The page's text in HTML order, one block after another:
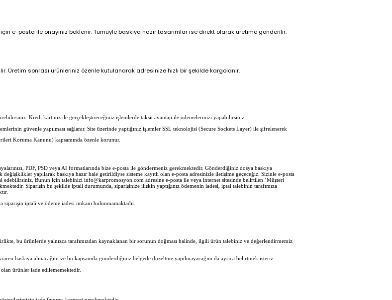
e-posta ile onayınız beklenir. Tümüyle baskıya hazır tasarımlar ise direkt olarak üretime gönderilir.
Üretim sonrası ürünleriniz özenle kutulanarak adresinize hızlı bir şekilde kargolanır.
Kredi kartınız ile gerçekleştireceğiniz işlemlerde taksit avantajı ile ödemelerinizi yapabilirsiniz.
güvenle yapılması sağlanır. Site üzerinde yaptığınız işlemler SSL teknolojisi (Secure Sockets Layer) ile şifrelenerek
Koruma Kanunu) kapsamında özenle korunur.
PDF, PSD veya AI formatlarında bize e-posta ile göndermeniz gerekmektedir. Gönderdiğiniz dosya baskıya
yapılarak baskıya hazır hale getirildiyse sisteme kayıtlı olan e-posta adresinizle iletişime geçeceğiz. Sizinle e-posta
Bunun için talebinizi info@karpromosyon.com adresine e-posta ile veya internet sitesinde belirtilen ‘Müşteri
Siparişin bu şekilde iptali durumunda, siparişinize ilişkin yaptığınız ödemenin iadesi, iptal talebinin tarafımıza
siparişin iptali ve ödeme iadesi imkanı bulunmamaktadır.
bu ürünlerde yalnızca tarafımızdan kaynaklanan bir sorunun doğması halinde, ilgili ürün talebiniz ve değerlendirmemiz
baskıya alınacağını ve bu kapsamda gönderdiğiniz belgede düzeltme yapılmayacağını da ayrıca belirtmek isteriz.
ürünler iade edilememektedir.